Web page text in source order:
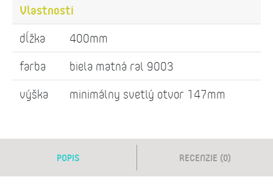
Vlastnosti
dĺžka
400mm
farba
biela matná ral 9003
výška
minimálny svetlý otvor 147mm
POPIS RECENZIE (0)